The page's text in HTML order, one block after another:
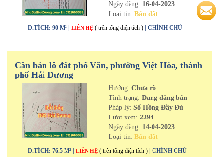
Ngày đăng: 16-04-2023
Loại tin: Bán đất
D.TÍCH: 90 M² | LIÊN HỆ ( trên tổng diện tích ) | CHÍNH CHỦ
Cần bán lô đất phố Văn, phường Việt Hòa, thành
phố Hải Dương
Hướng: Chưa rõ
Tình trạng: Đang đăng bán
Pháp lý: Sổ Hồng Đầy Đủ
Lượt xem: 2294
Ngày đăng: 14-04-2023
Loại tin: Bán đất
D.TÍCH: 76.5 M² | LIÊN HỆ ( trên tổng diện tích ) | CHÍNH CHỦ